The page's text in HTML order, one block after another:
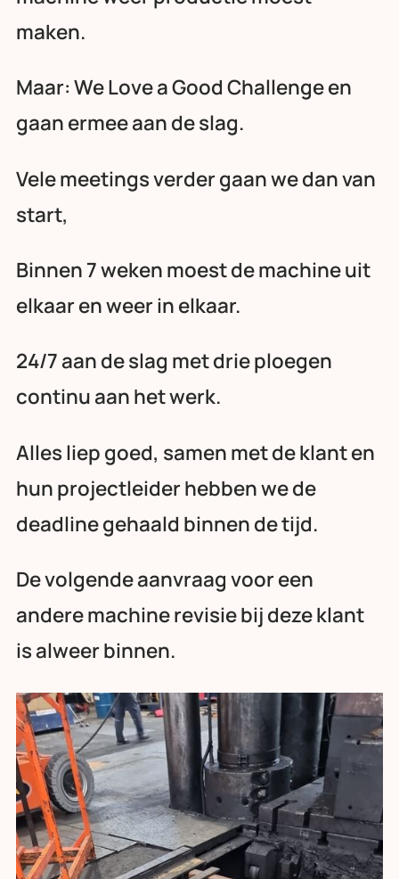
maken.
Maar: We Love a Good Challenge en
gaan ermee aan de slag.
Vele meetings verder gaan we dan van
start,
Binnen 7 weken moest de machine uit
elkaar en weer in elkaar.
24/7 aan de slag met drie ploegen
continu aan het werk.
Alles liep goed, samen met de klant en
hun projectleider hebben we de
deadline gehaald binnen de tijd.
De volgende aanvraag voor een
andere machine revisie bij deze klant
is alweer binnen.